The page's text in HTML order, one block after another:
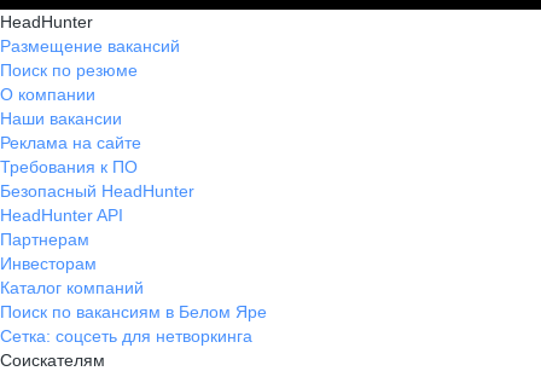
HeadHunter
Размещение вакансий
Поиск по резюме
О компании
Наши вакансии
Реклама на сайте
Требования к ПО
Безопасный HeadHunter
HeadHunter API
Партнерам
Инвесторам
Каталог компаний
Поиск по вакансиям в Белом Яре
Сетка: соцсеть для нетворкинга
Соискателям